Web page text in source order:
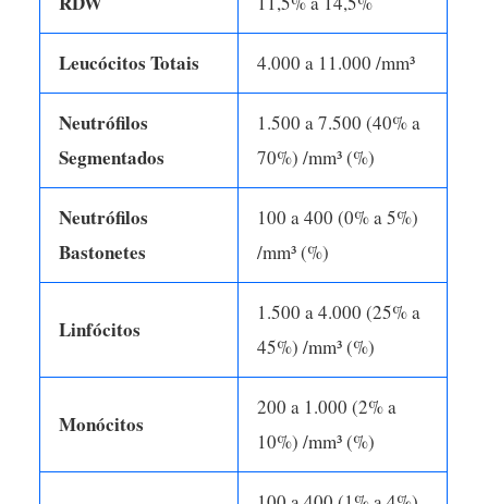
Leucócitos Totais 4.000 a 11.000 /mm³
Neutrófilos
Segmentados
1.500 a 7.500 (40% a
70%) /mm³ (%)
Neutrófilos
Bastonetes
100 a 400 (0% a 5%)
/mm³ (%)
Linfócitos
1.500 a 4.000 (25% a
45%) /mm³ (%)
Monócitos
200 a 1.000 (2% a
10%) /mm³ (%)